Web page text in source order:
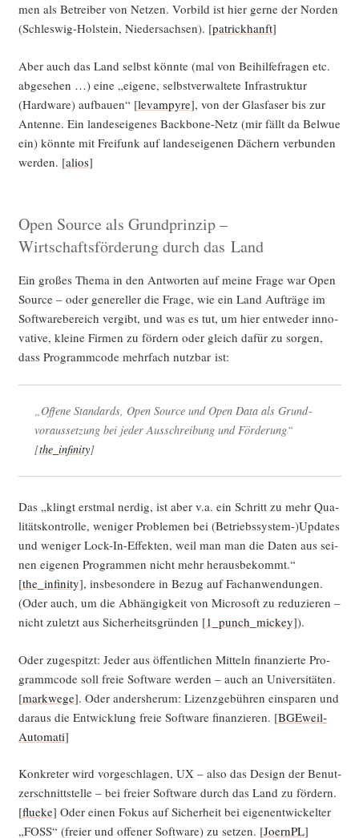
men als Betrei­ber von Net­zen. Vor­bild ist hier ger­ne der Nor­den
(Schles­wig-Hol­stein, Nie­der­sach­sen). [patrick­hanft]
Aber auch das Land selbst könn­te (mal von Bei­hil­fe­fra­gen etc.
abge­se­hen …) eine „eige­ne, selbst­ver­wal­te­te Infra­struk­tur
(Hard­ware) auf­bau­en“ [levam­py­re], von der Glas­fa­ser bis zur
Anten­ne. Ein lan­des­ei­ge­nes Back­bone-Netz (mir fällt da Bel­wue
ein) könn­te mit Frei­funk auf lan­des­ei­ge­nen Dächern ver­bun­den
wer­den. [ali­os]
Open Source als Grundprinzip –
Wirtschaftsförderung durch das Land
Ein gro­ßes The­ma in den Ant­wor­ten auf mei­ne Fra­ge war Open
Source – oder gene­rel­ler die Fra­ge, wie ein Land Auf­trä­ge im
Soft­ware­be­reich ver­gibt, und was es tut, um hier ent­we­der inno­
va­ti­ve, klei­ne Fir­men zu för­dern oder gleich dafür zu sor­gen,
dass Pro­gramm­code mehr­fach nutz­bar ist:
„Offe­ne Stan­dards, Open Source und Open Data als Grund­
vor­aus­set­zung bei jeder Aus­schrei­bung und För­de­rung“
[the_infinity]
Das „klingt erst­mal nerdig, ist aber v.a. ein Schritt zu mehr Qua­
li­täts­kon­trol­le, weni­ger Pro­ble­men bei (Betriebssystem-)Updates
und weni­ger Lock-In-Effek­ten, weil man man die Daten aus sei­
nen eige­nen Pro­gram­men nicht mehr her­aus­be­kommt.“
[the_infinity], ins­be­son­de­re in Bezug auf Fach­an­wen­dun­gen.
(Oder auch, um die Abhän­gig­keit von Micro­soft zu redu­zie­ren –
nicht zuletzt aus Sicher­heits­grün­den [1_punch_mickey]).
Oder zuge­spitzt: Jeder aus öffent­li­chen Mit­teln finan­zier­te Pro­
gramm­code soll freie Soft­ware wer­den – auch an Uni­ver­si­tä­ten.
[mark­we­ge]. Oder anders­her­um: Lizenz­ge­büh­ren ein­spa­ren und
dar­aus die Ent­wick­lung freie Soft­ware finan­zie­ren. [BGE­weil­
Au­to­ma­ti]
Kon­kre­ter wird vor­ge­schla­gen, UX – also das Design der Benut­
zer­schnitt­stel­le – bei frei­er Soft­ware durch das Land zu för­dern.
[flue­ke] Oder einen Fokus auf Sicher­heit bei eigen­ent­wi­ckel­ter
„FOSS“ (frei­er und offe­ner Soft­ware) zu set­zen. [JoernPL]